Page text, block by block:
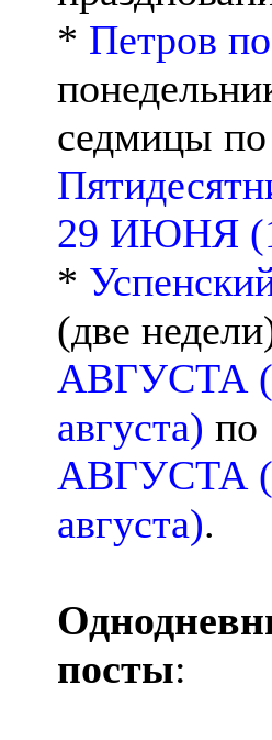
* Петров
седмицы по
29 ИЮНЯ
*
(две
АВГУСТА
августа) по
АВГУСТА
августа).
посты: